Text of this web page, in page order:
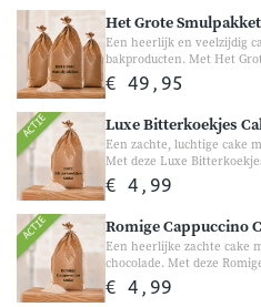
traktatie tussendoor.
Het Grote Smulpakket
Een heerlijk en veelzijdig
bakproducten. Met Het
heerlijke mix van
bakproducten en
genieten. Leuk om cadeau
zelf van te genieten.
€ 49,95
ACTIE Luxe Bitterkoekjes
Een zachte, luchtige cake
Met deze Luxe
heerlijke smeuïge cake
bitterkoekjes. Perfect voor
€ 4,99
ACTIE Romige Cappuccino
Een heerlijke zachte cake
chocolade. Met deze
eenvoudig een luchtige
heerlijke
€ 4,99